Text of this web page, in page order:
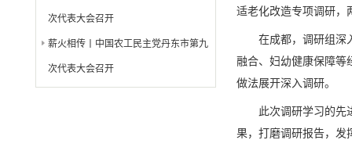
次代表大会召开
薪火相传丨中国农工民主党丹东市第九
次代表大会召开
适老化改造专项调研，
在成都，调研组深
融合、妇幼健康保障等
做法展开深入调研。
此次调研学习的先
果，打磨调研报告，发